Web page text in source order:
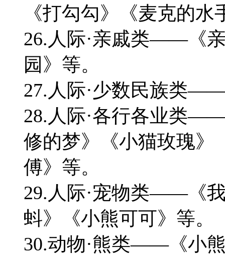
《打勾勾》《麦克的水
26.人际·亲戚类——《
园》等。
27.人际·少数民族类
28.人际·各行各业类
修的梦》《小猫玫瑰》
傅》等。
29.人际·宠物类——《
蚪》《小熊可可》等。
30.动物·熊类——《小